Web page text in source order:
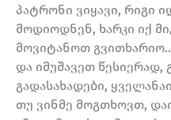
პატრონი ვიყავი, რიგი
მოდიოდნენ, ხარკი იქ
მოვიტანოთ
და იმუშავეთ წესიერად,
გადასახადები,
თუ ვინმე მოგთხოვთ,